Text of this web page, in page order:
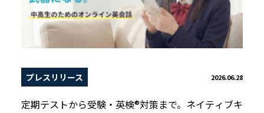
プレスリリース 2026.06.28
定期テストから受験・英検®対策まで。ネイティブキ